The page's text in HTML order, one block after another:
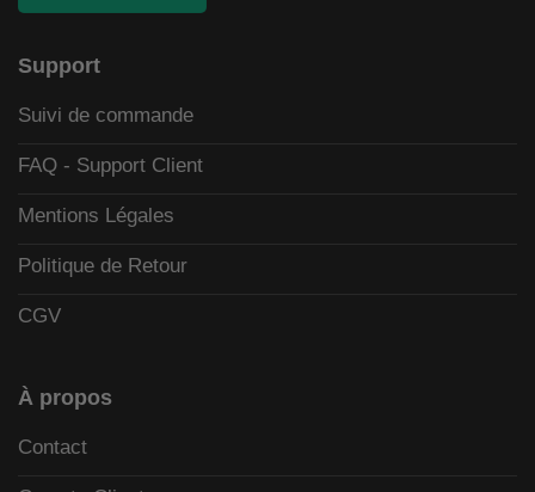
Support
Suivi de commande
FAQ - Support Client
Mentions Légales
Politique de Retour
CGV
À propos
Contact